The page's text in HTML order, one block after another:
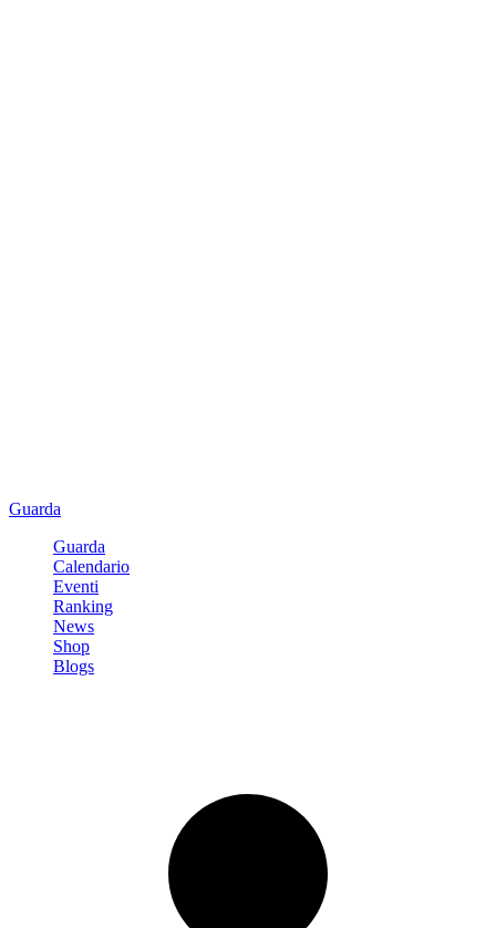
Guarda
Guarda
Calendario
Eventi
Ranking
News
Shop
Blogs